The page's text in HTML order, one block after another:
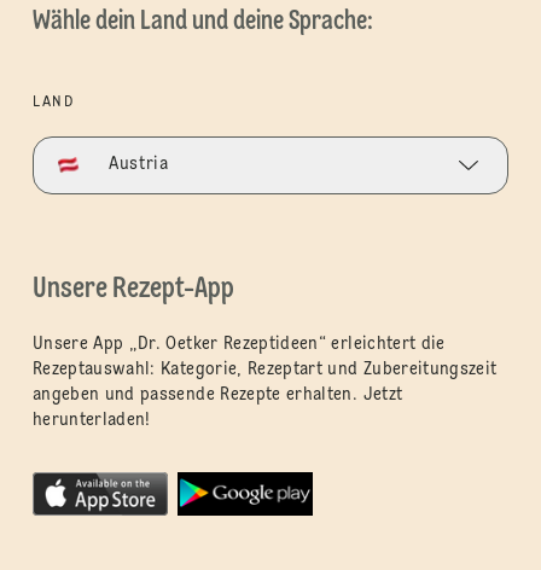
Wähle dein Land und deine Sprache:
LAND
Austria
Unsere Rezept-App
Unsere App „Dr. Oetker Rezeptideen“ erleichtert die
Rezeptauswahl: Kategorie, Rezeptart und Zubereitungszeit
angeben und passende Rezepte erhalten. Jetzt
herunterladen!